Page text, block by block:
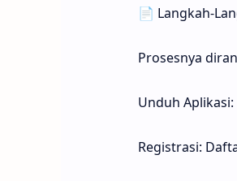
📄 Langkah-
Prosesnya
Unduh
Registrasi: